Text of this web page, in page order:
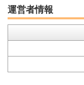
運営者情報